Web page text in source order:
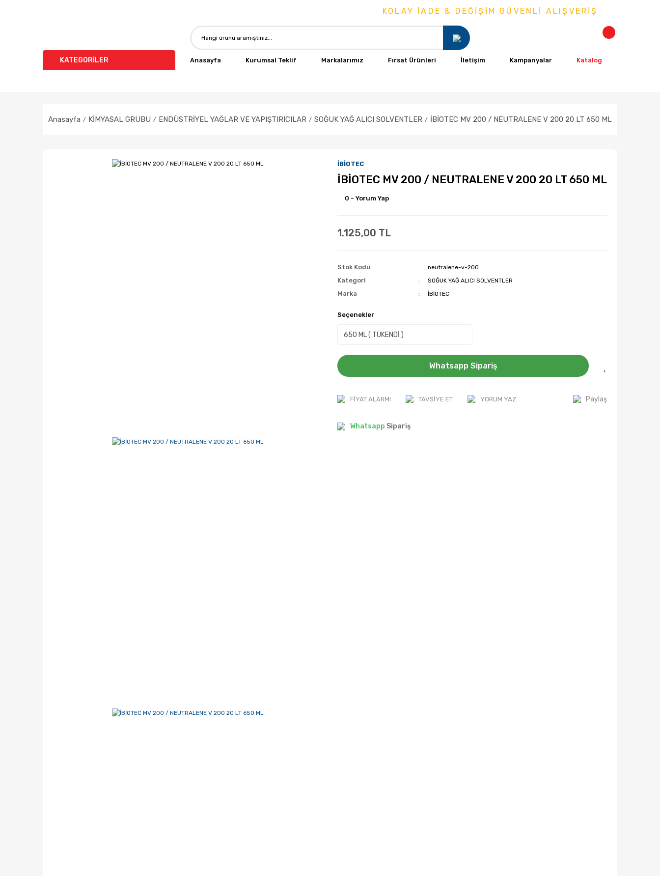
KOLAY İADE & DEĞİŞİM GÜVENLİ ALIŞVERİŞ
KATEGORİLER Anasayfa Kurumsal Teklif Markalarımız Fırsat Ürünleri İletişim Kampanyalar Katalog
Anasayfa KİMYASAL GRUBU ENDÜSTRİYEL YAĞLAR VE YAPIŞTIRICILAR SOĞUK YAĞ ALICI SOLVENTLER İBİOTEC MV 200 / NEUTRALENE V 200 20 LT 650 ML
İBİOTEC
İBİOTEC MV 200 / NEUTRALENE V 200 20 LT 650 ML
0 - Yorum Yap
1.125,00 TL
Stok Kodu neutralene-v-200
Kategori SOĞUK YAĞ ALICI SOLVENTLER
Marka İBİOTEC
Seçenekler
Whatsapp Sipariş
FIYAT ALARMI TAVSIYE ET YORUM YAZ Paylaş
Whatsapp Sipariş